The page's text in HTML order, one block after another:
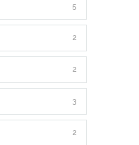
5
2
2
3
2